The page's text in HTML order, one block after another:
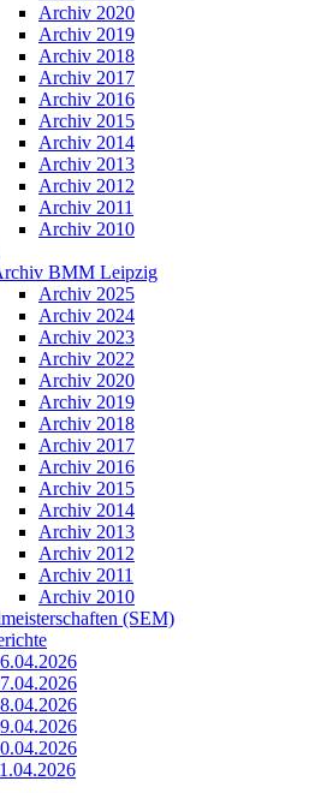
Archiv 2020
Archiv 2019
Archiv 2018
Archiv 2017
Archiv 2016
Archiv 2015
Archiv 2014
Archiv 2013
Archiv 2012
Archiv 2011
Archiv 2010
BMM Leipzig
Archiv 2025
Archiv 2024
Archiv 2023
Archiv 2022
Archiv 2020
Archiv 2019
Archiv 2018
Archiv 2017
Archiv 2016
Archiv 2015
Archiv 2014
Archiv 2013
Archiv 2012
Archiv 2011
Archiv 2010
(SEM)